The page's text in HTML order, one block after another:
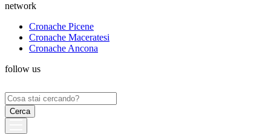
network
Cronache Picene
Cronache Maceratesi
Cronache Ancona
follow us
Ricerca
per: